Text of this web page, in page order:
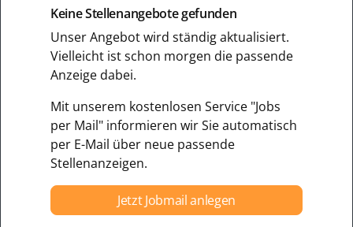
Keine Stellenangebote gefunden
Unser Angebot wird ständig aktualisiert.
Vielleicht ist schon morgen die passende
Anzeige dabei.
Mit unserem kostenlosen Service "Jobs
per Mail" informieren wir Sie automatisch
per E-Mail über neue passende
Stellenanzeigen.
Jetzt Jobmail anlegen